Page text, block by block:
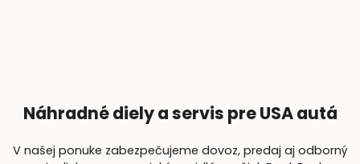
Náhradné diely a servis pre USA autá
V našej ponuke zabezpečujeme dovoz, predaj aj odborný